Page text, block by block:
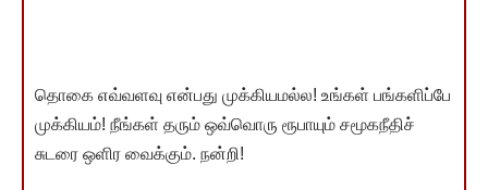
தொகை எவ்வளவு என்பது முக்கியமல்ல! உங்கள் பங்களிப்பே
முக்கியம்! நீங்கள் தரும் ஒவ்வொரு ரூபாயும் சமூகநீதிச்
சுடரை ஒளிர வைக்கும். நன்றி!